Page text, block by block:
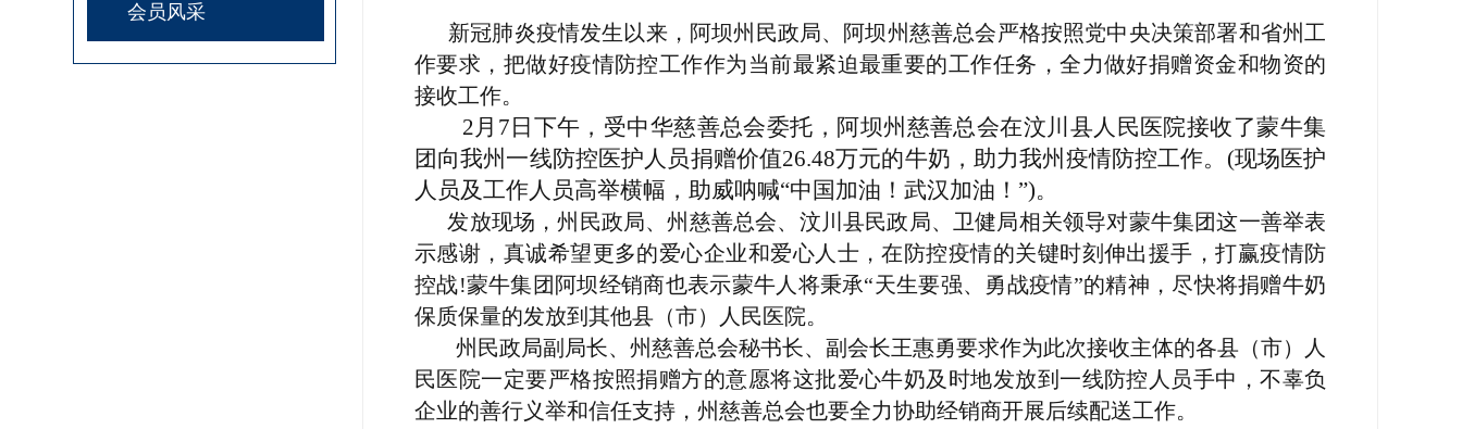
会员风采
新冠肺炎疫情发生以来，阿坝州民政局、阿坝州慈善总会严格按照党中央决策部署和省州工
作要求，把做好疫情防控工作作为当前最紧迫最重要的工作任务，全力做好捐赠资金和物资的
接收工作。
2月7日下午，受中华慈善总会委托，阿坝州慈善总会在汶川县人民医院接收了蒙牛集
团向我州一线防控医护人员捐赠价值26.48万元的牛奶，助力我州疫情防控工作。(现场医护
人员及工作人员高举横幅，助威呐喊“中国加油！武汉加油！”)。
发放现场，州民政局、州慈善总会、汶川县民政局、卫健局相关领导对蒙牛集团这一善举表
示感谢，真诚希望更多的爱心企业和爱心人士，在防控疫情的关键时刻伸出援手，打赢疫情防
控战!蒙牛集团阿坝经销商也表示蒙牛人将秉承“天生要强、勇战疫情”的精神，尽快将捐赠牛奶
保质保量的发放到其他县（市）人民医院。
州民政局副局长、州慈善总会秘书长、副会长王惠勇要求作为此次接收主体的各县（市）人
民医院一定要严格按照捐赠方的意愿将这批爱心牛奶及时地发放到一线防控人员手中，不辜负
企业的善行义举和信任支持，州慈善总会也要全力协助经销商开展后续配送工作。